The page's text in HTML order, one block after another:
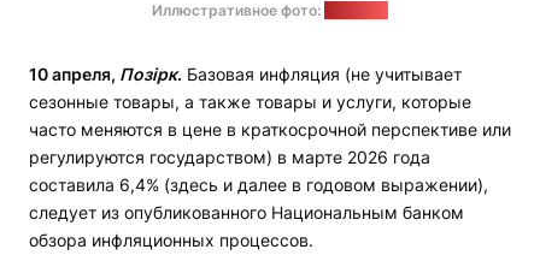
Иллюстративное фото:
10 апреля, Позірк. Базовая инфляция (не учитывает
сезонные товары, а также товары и услуги, которые
часто меняются в цене в краткосрочной перспективе или
регулируются государством) в марте 2026 года
составила 6,4% (здесь и далее в годовом выражении),
следует из опубликованного Национальным банком
обзора инфляционных процессов.